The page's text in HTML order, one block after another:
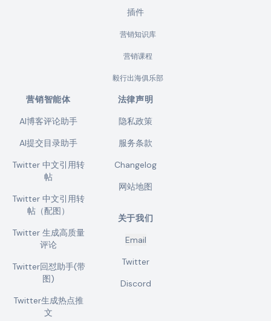
插件
营销知识库
营销课程
毅行出海俱乐部
营销智能体
AI博客评论助手
AI提交目录助手
Twitter 中文引用转
帖
Twitter 中文引用转
帖（配图）
Twitter 生成高质量
评论
Twitter回怼助手(带
图)
Twitter生成热点推
文
法律声明
隐私政策
服务条款
Changelog
网站地图
关于我们
Email
Twitter
Discord